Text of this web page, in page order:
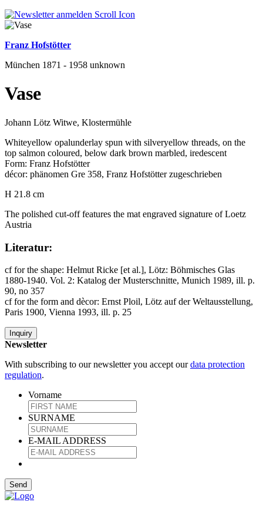
Franz Hofstötter
München 1871 - 1958 unknown
Vase
Johann Lötz Witwe, Klostermühle
Whiteyellow opalunderlay spun with silveryellow threads, on the
top salmon coloured, below dark brown marbled, iredescent
Form: Franz Hofstötter
décor: phänomen Gre 358, Franz Hofstötter zugeschrieben
H 21.8 cm
The polished cut-off features the mat engraved signature of Loetz
Austria
Literatur:
cf for the shape: Helmut Ricke [et al.], Lötz: Böhmisches Glas
1880-1940. Vol. 2: Katalog der Musterschnitte, Munich 1989, ill. p.
90, no 357
cf for the form and dècor: Ernst Ploil, Lötz auf der Weltausstellung,
Paris 1900, Vienna 1993, ill. p. 25
Inquiry
Newsletter
With subscribing to our newsletter you accept ourdata protection
regulation.
Vorname
SURNAME
E-MAIL ADDRESS